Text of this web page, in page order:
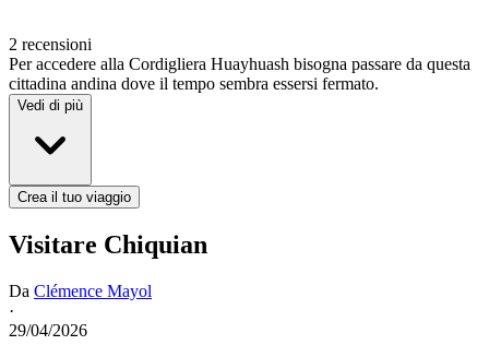
2 recensioni
Per accedere alla Cordigliera Huayhuash bisogna passare da questa
cittadina andina dove il tempo sembra essersi fermato.
Vedi di più
Crea il tuo viaggio
Visitare Chiquian
Da Clémence Mayol
·
29/04/2026